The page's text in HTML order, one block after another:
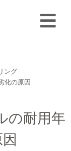
ング
化の原因
の耐用年